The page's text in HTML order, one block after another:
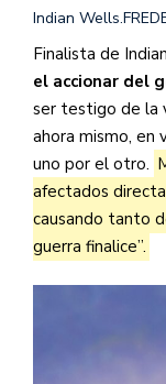
Indian Wells.
Finalista de
el accionar del
ser testigo de la
ahora mismo, en
uno por el otro.
afectados
causando tanto
guerra finalice”.